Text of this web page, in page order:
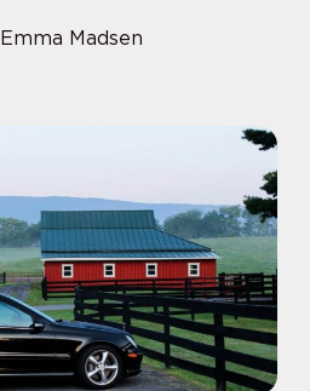
Emma Madsen